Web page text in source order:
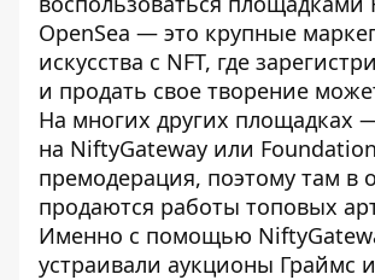
OpenSea — это крупные
искусства с NFT, где
и продать свое творение
На многих других площадках
на NiftyGateway или
премодерация, поэтому там в
продаются работы топовых
Именно с помощью
устраивали аукционы Граймс